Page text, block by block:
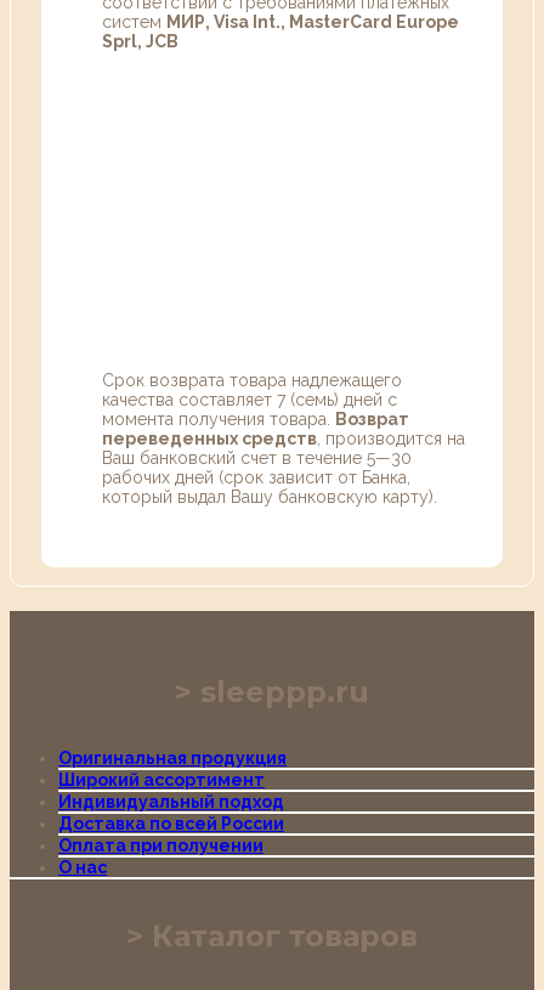
систем МИР, Visa Int., MasterCard Europe
Sprl, JCB
Срок возврата товара надлежащего
качества составляет 7 (семь) дней с
момента получения товара. Возврат
переведенных средств, производится на
Ваш банковский счет в течение 5—30
рабочих дней (срок зависит от Банка,
который выдал Вашу банковскую карту).
sleeppp.ru
Оригинальная продукция
Широкий ассортимент
Индивидуальный подход
Доставка по всей России
Оплата при получении
О нас
Каталог товаров